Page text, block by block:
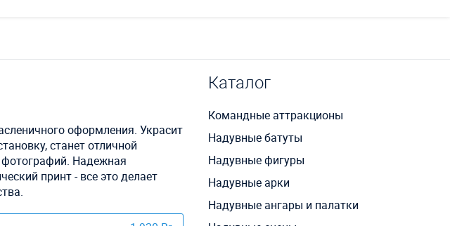
оформления. Украсит
станет отличной
Надежная
принт - все это делает
Каталог
Командные аттракционы
Надувные батуты
Надувные фигуры
Надувные арки
Надувные ангары и палатки